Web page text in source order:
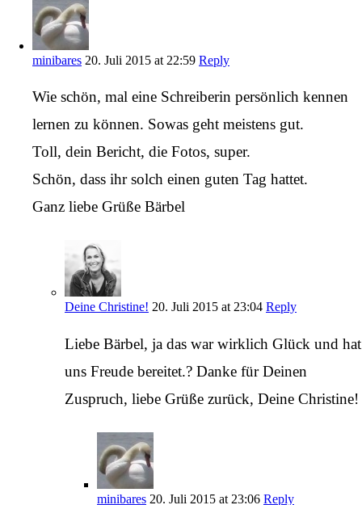
minibares 20. Juli 2015 at 22:59 Reply
Wie schön, mal eine Schreiberin persönlich kennen
lernen zu können. Sowas geht meistens gut.
Toll, dein Bericht, die Fotos, super.
Schön, dass ihr solch einen guten Tag hattet.
Ganz liebe Grüße Bärbel
Deine Christine! 20. Juli 2015 at 23:04 Reply
Liebe Bärbel, ja das war wirklich Glück und hat
uns Freude bereitet.? Danke für Deinen
Zuspruch, liebe Grüße zurück, Deine Christine!
minibares 20. Juli 2015 at 23:06 Reply